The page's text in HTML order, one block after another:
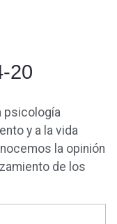
20
psicología
y a la vida
la opinión
de los